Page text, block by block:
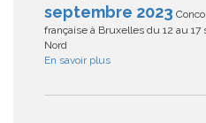
septembre 2023
française à Bruxelles du 12 au
Nord
En savoir plus